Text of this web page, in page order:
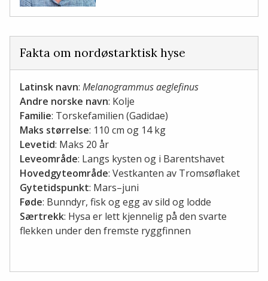
Fakta om nordøstarktisk hyse
Latinsk navn: Melanogrammus aeglefinus
Andre norske navn: Kolje
Familie: Torskefamilien (Gadidae)
Maks størrelse: 110 cm og 14 kg
Levetid: Maks 20 år
Leveområde: Langs kysten og i Barentshavet
Hovedgyteområde: Vestkanten av Tromsøflaket
Gytetidspunkt: Mars–juni
Føde: Bunndyr, fisk og egg av sild og lodde
Særtrekk: Hysa er lett kjennelig på den svarte
flekken under den fremste ryggfinnen